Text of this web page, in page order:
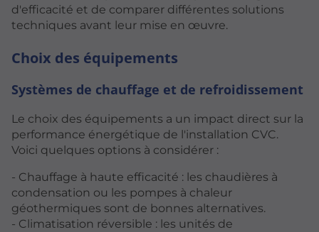
d'efficacité et de comparer différentes solutions
techniques avant leur mise en œuvre.
Choix des équipements
Systèmes de chauffage et de refroidissement
Le choix des équipements a un impact direct sur la
performance énergétique de l'installation CVC.
Voici quelques options à considérer :
- Chauffage à haute efficacité : les chaudières à
condensation ou les pompes à chaleur
géothermiques sont de bonnes alternatives.
- Climatisation réversible : les unités de